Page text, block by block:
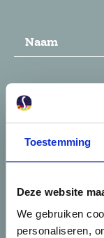
Toestemming
Deze website
We gebruiken
personaliseren,
mailadres
Telefoonnummer